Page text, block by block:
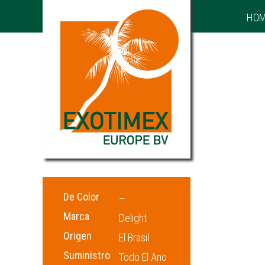
Categoría:
De Color
–
Marca
Delight
Origen
El Brasil
Suministro
Todo El Ano